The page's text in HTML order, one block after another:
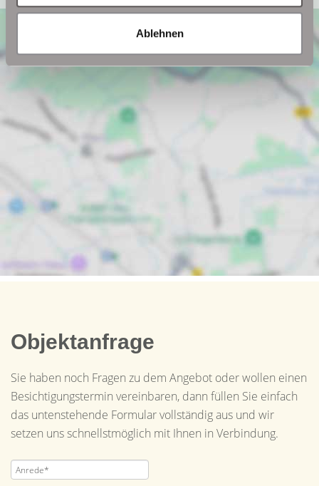
Ablehnen
Objektanfrage
Sie haben noch Fragen zu dem Angebot oder wollen einen
Besichtigungstermin vereinbaren, dann füllen Sie einfach
das untenstehende Formular vollständig aus und wir
setzen uns schnellstmöglich mit Ihnen in Verbindung.